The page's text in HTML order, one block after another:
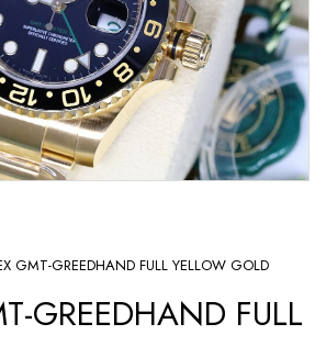
GMT-GREEDHAND FULL YELLOW GOLD
GREEDHAND FULL